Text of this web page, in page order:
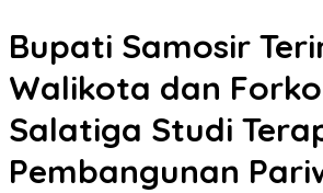
Bupati Samosir
Walikota dan
Salatiga Studi
Pembangunan